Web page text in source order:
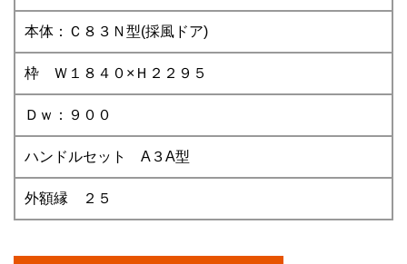
本体：Ｃ８３Ｎ型(採風ドア)
枠 Ｗ１８４０×Ｈ２２９５
Ｄｗ：９００
ハンドルセット A３A型
外額縁 ２５